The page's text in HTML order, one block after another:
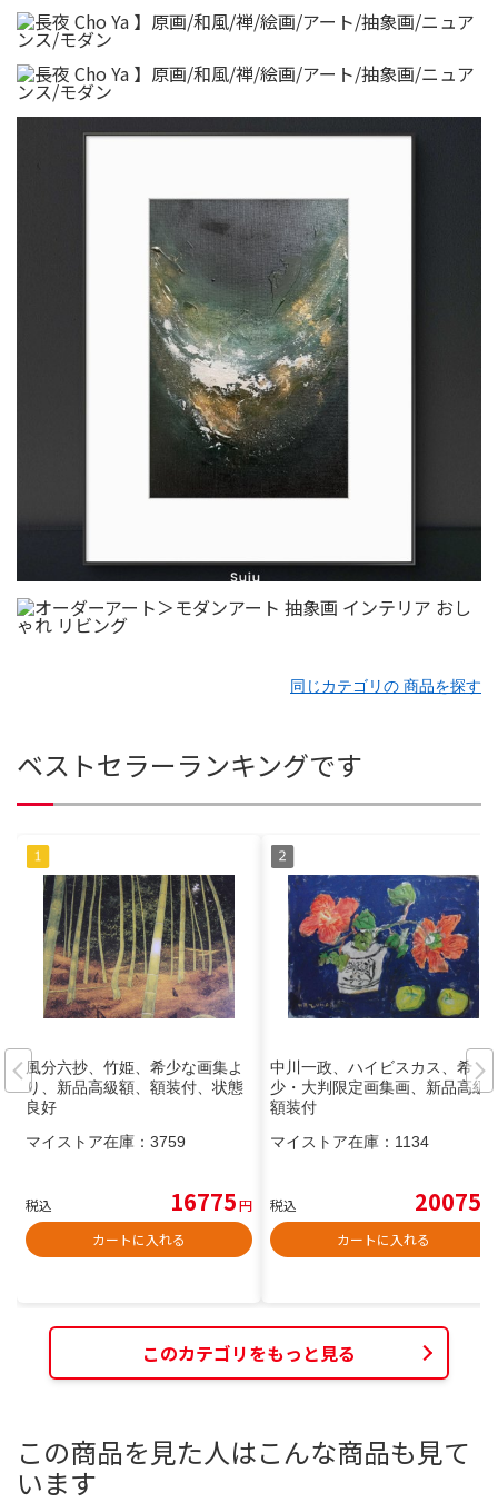
同じカテゴリの 商品を探す
ベストセラーランキングです
風分六抄、竹姫、希少な画集よ
り、新品高級額、額装付、状態
良好
マイストア在庫： 3759
税込 16775円
カートに入れる
中川一政、ハイビスカス、希
少・大判限定画集画、新品高級
額装付
マイストア在庫： 1134
税込 20075
カートに入れる
このカテゴリをもっと見る
この商品を見た人はこんな商品も見て
います